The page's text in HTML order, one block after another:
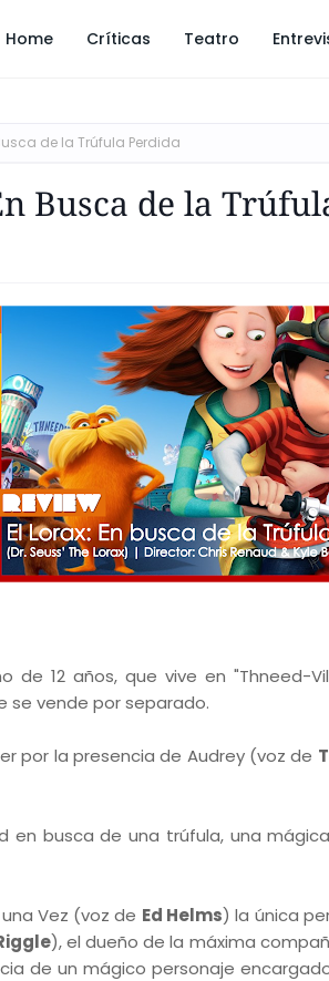
Home Críticas Teatro
de la Trúfula Perdida
Busca de la
de 12 años, que vive en "Thneed-
se vende por separado.
por la presencia de Audrey (voz de
en busca de una trúfula, una
Vez (voz de Ed Helms) la única
), el dueño de la máxima
de un mágico personaje